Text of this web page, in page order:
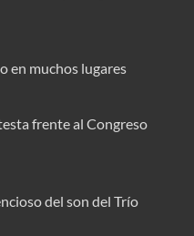
en muchos lugares
frente al Congreso
del son del Trío